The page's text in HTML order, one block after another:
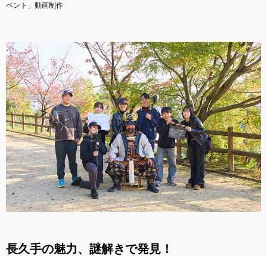
ベント」動画制作
長久手の魅力、謎解きで発見！